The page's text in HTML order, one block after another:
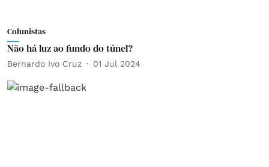
Colunistas
Não há luz ao fundo do túnel?
Bernardo Ivo Cruz 01 Jul 2024